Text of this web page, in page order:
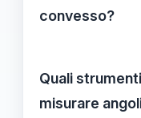
convesso?
misura è
è
Quali
misurare